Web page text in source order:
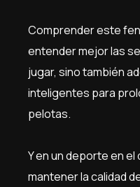
Comprender este
entender mejor las
jugar, sino también
inteligentes para
pelotas.
Y en un deporte en
mantener la calidad